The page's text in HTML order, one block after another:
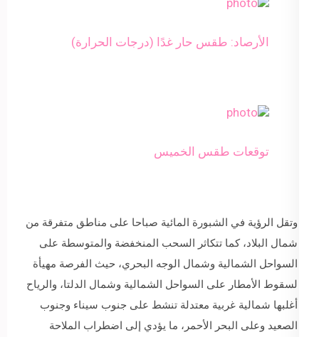
الأرصاد: طقس حار غدًا (درجات الحرارة)
توقعات طقس الخميس
وتقل الرؤية في الشبورة المائية صباحا على مناطق متفرقة من
شمال البلاد، كما تتكاثر السحب المنخفضة والمتوسطة على
السواحل الشمالية وشمال الوجه البحري، حيث الفرصة مهيأة
لسقوط الأمطار على السواحل الشمالية وشمال الدلتا، والرياح
أغلبها شمالية غربية معتدلة تنشط على جنوب سيناء وجنوب
الصعيد وعلى البحر الأحمر، ما يؤدي إلى اضطراب الملاحة